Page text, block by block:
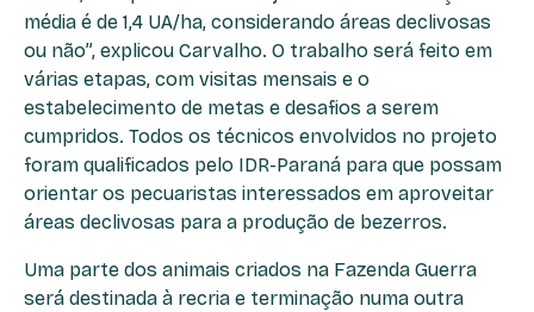
média é de 1,4 UA/ha, considerando áreas declivosas
ou não”, explicou Carvalho. O trabalho será feito em
várias etapas, com visitas mensais e o
estabelecimento de metas e desafios a serem
cumpridos. Todos os técnicos envolvidos no projeto
foram qualificados pelo IDR-Paraná para que possam
orientar os pecuaristas interessados em aproveitar
áreas declivosas para a produção de bezerros.
Uma parte dos animais criados na Fazenda Guerra
será destinada à recria e terminação numa outra